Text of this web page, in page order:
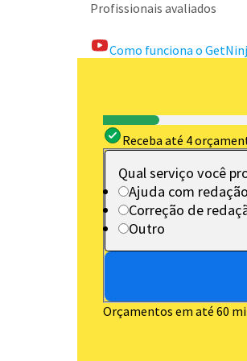
Profissionais avaliados
Como funciona o
Receba até 4
Qual serviço você
Ajuda com redação
Correção de
Outro
Orçamentos em até 60